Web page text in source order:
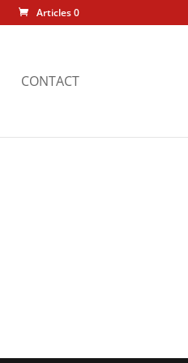
Articles 0
CONTACT